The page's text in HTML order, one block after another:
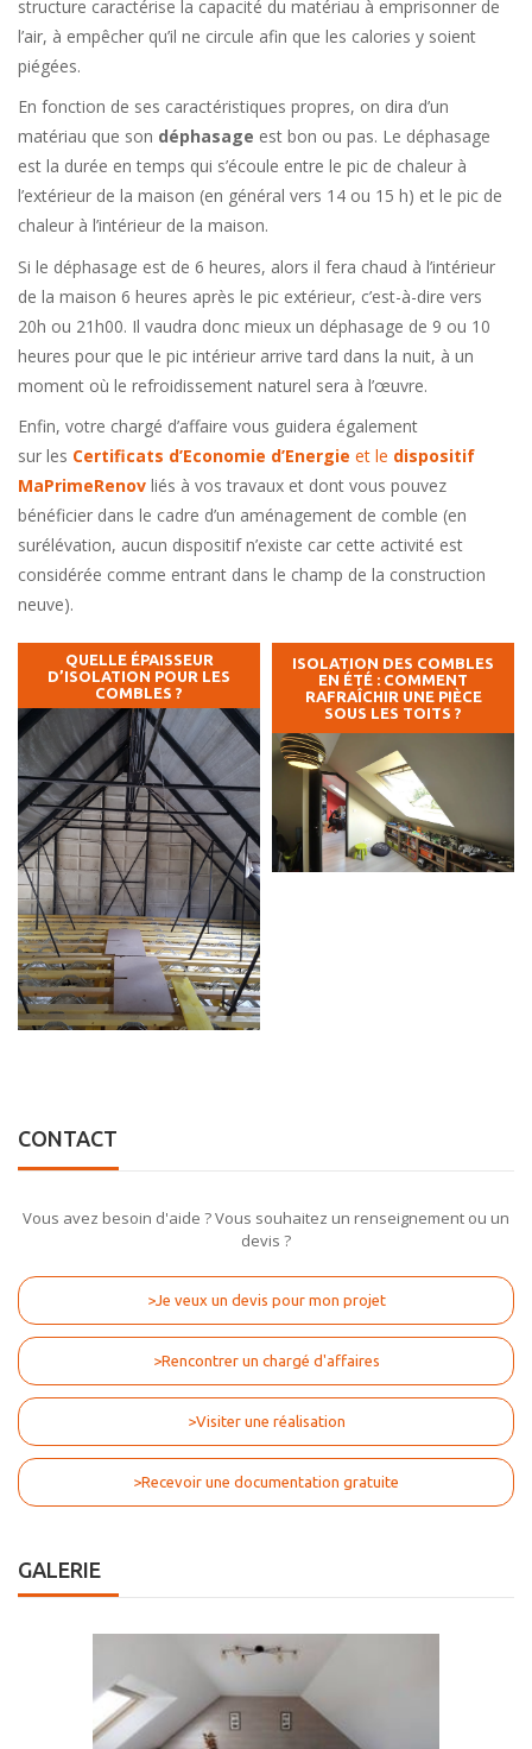
structure caractérise la capacité du matériau à emprisonner de
l’air, à empêcher qu’il ne circule afin que les calories y soient
piégées.
En fonction de ses caractéristiques propres, on dira d’un
matériau que son déphasage est bon ou pas. Le déphasage
est la durée en temps qui s’écoule entre le pic de chaleur à
l’extérieur de la maison (en général vers 14 ou 15 h) et le pic de
chaleur à l’intérieur de la maison.
Si le déphasage est de 6 heures, alors il fera chaud à l’intérieur
de la maison 6 heures après le pic extérieur, c’est-à-dire vers
20h ou 21h00. Il vaudra donc mieux un déphasage de 9 ou 10
heures pour que le pic intérieur arrive tard dans la nuit, à un
moment où le refroidissement naturel sera à l’œuvre.
Enfin, votre chargé d’affaire vous guidera également
sur les Certificats d’Economie d’Energie et le dispositif
MaPrimeRenov liés à vos travaux et dont vous pouvez
bénéficier dans le cadre d’un aménagement de comble (en
surélévation, aucun dispositif n’existe car cette activité est
considérée comme entrant dans le champ de la construction
neuve).
QUELLE ÉPAISSEUR
D’ISOLATION POUR LES
COMBLES ?
ISOLATION DES COMBLES
EN ÉTÉ : COMMENT
RAFRAÎCHIR UNE PIÈCE
SOUS LES TOITS ?
CONTACT
Vous avez besoin d'aide ? Vous souhaitez un renseignement ou un
devis ?
>Je veux un devis pour mon projet
>Rencontrer un chargé d'affaires
>Visiter une réalisation
>Recevoir une documentation gratuite
GALERIE